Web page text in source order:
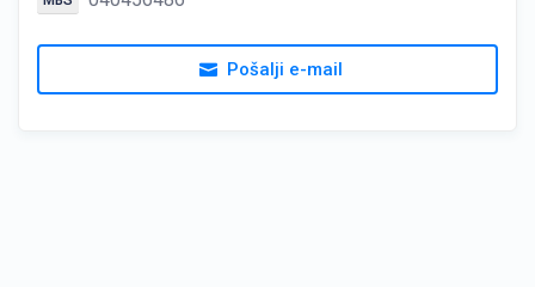
Pošalji e-mail